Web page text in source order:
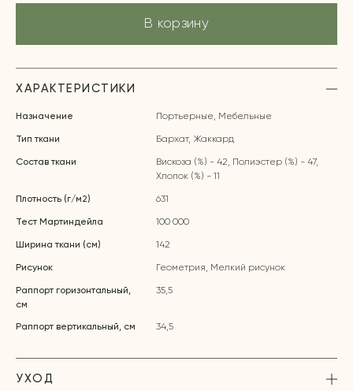
В корзину
ХАРАКТЕРИСТИКИ
Назначение Портьерные, Мебельные
Тип ткани Бархат, Жаккард
Состав ткани
Вискоза (%) - 42, Полиэстер (%) - 47,
Хлопок (%) - 11
Плотность (г/м2) 631
Тест Мартиндейла 100 000
Ширина ткани (см) 142
Рисунок Геометрия, Мелкий рисунок
Раппорт горизонтальный,
см
35,5
Раппорт вертикальный, см 34,5
УХОД